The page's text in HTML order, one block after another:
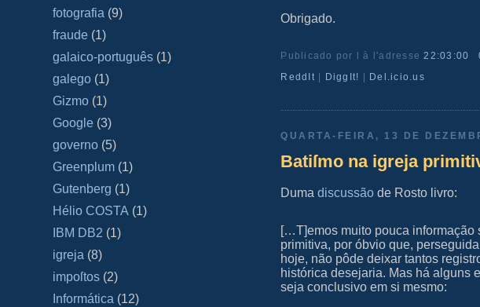
fotografia (9)
fraude (1)
galaico‐português (1)
galego (1)
Gizmo (1)
Google (3)
governo (5)
Greenplum (1)
Gutenberg (1)
Hélio COSTA (1)
IBM DB2 (1)
igreja (8)
impoſtos (2)
Informática (12)
Obrigado.
Publicado por là l'adresse22:03:00
ReddIt | DiggIt! | Del.icio.us
QUARTA-FEIRA, 13 DE
Batiſmo na igreja
Dumadiscussão de Rosto livro:
[…T]emos muito pouca informação
primitiva, por óbvio que,
hoje, não pôde deixar tantos
histórica desejaria. Mas há alguns
seja conclusivo em si mesmo: